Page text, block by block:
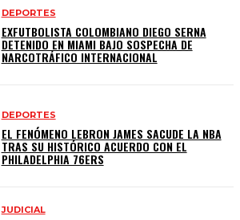
DEPORTES
EXFUTBOLISTA COLOMBIANO DIEGO SERNA
DETENIDO EN MIAMI BAJO SOSPECHA DE
NARCOTRÁFICO INTERNACIONAL
DEPORTES
EL FENÓMENO LEBRON JAMES SACUDE LA NBA
TRAS SU HISTÓRICO ACUERDO CON EL
PHILADELPHIA 76ERS
JUDICIAL